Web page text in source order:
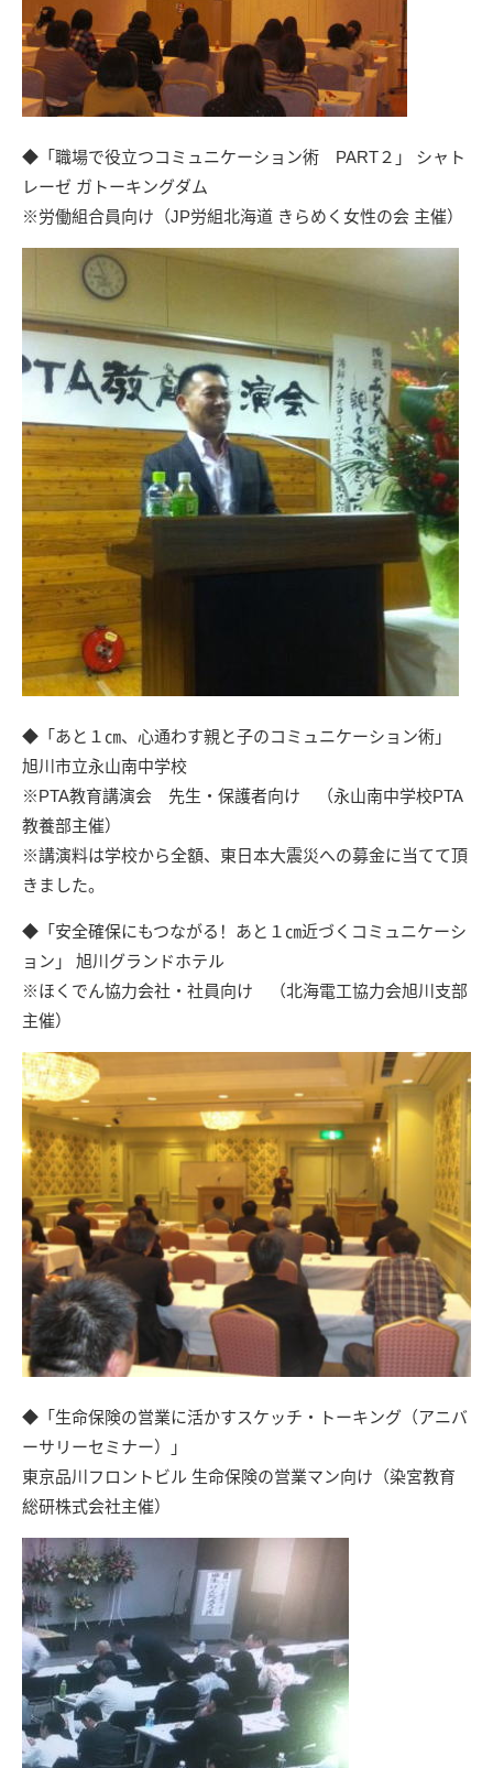
◆「職場で役立つコミュニケーション術 PART２」 シャト
レーゼ ガトーキングダム
※労働組合員向け（JP労組北海道 きらめく女性の会 主催）
◆「あと１㎝、心通わす親と子のコミュニケーション術」
旭川市立永山南中学校
※PTA教育講演会 先生・保護者向け （永山南中学校PTA
教養部主催）
※講演料は学校から全額、東日本大震災への募金に当てて頂
きました。
◆「安全確保にもつながる！あと１㎝近づくコミュニケーシ
ョン」 旭川グランドホテル
※ほくでん協力会社・社員向け （北海電工協力会旭川支部
主催）
◆「 生命保険の営業に活かすスケッチ・トーキング（アニバ
ーサリーセミナー）
」
東京品川フロントビル 生命保険の営業マン向け（染宮教育
総研株式会社主催）